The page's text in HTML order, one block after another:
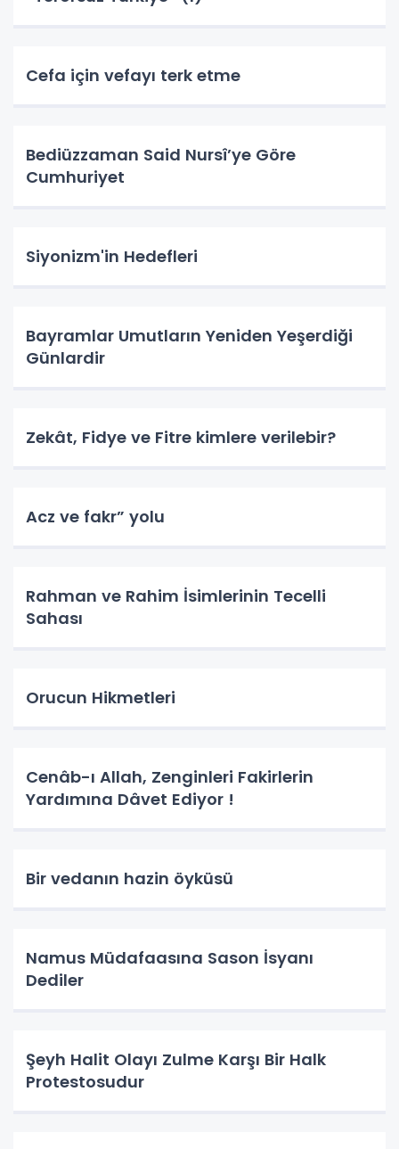
Cefa için vefayı terk etme
Bediüzzaman Said Nursî’ye Göre
Cumhuriyet
Siyonizm'in Hedefleri
Bayramlar Umutların Yeniden Yeşerdiği
Günlardir
Zekât, Fidye ve Fitre kimlere verilebir?
Acz ve fakr” yolu
Rahman ve Rahim İsimlerinin Tecelli
Sahası
Orucun Hikmetleri
Cenâb-ı Allah, Zenginleri Fakirlerin
Yardımına Dâvet Ediyor !
Bir vedanın hazin öyküsü
Namus Müdafaasına Sason İsyanı
Dediler
Şeyh Halit Olayı Zulme Karşı Bir Halk
Protestosudur